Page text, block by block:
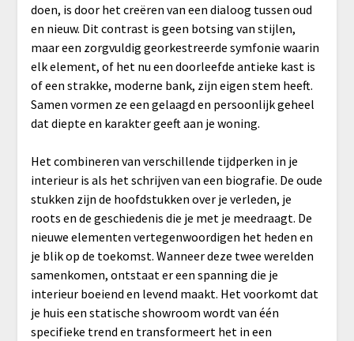
doen, is door het creëren van een dialoog tussen oud
en nieuw. Dit contrast is geen botsing van stijlen,
maar een zorgvuldig georkestreerde symfonie waarin
elk element, of het nu een doorleefde antieke kast is
of een strakke, moderne bank, zijn eigen stem heeft.
Samen vormen ze een gelaagd en persoonlijk geheel
dat diepte en karakter geeft aan je woning.
Het combineren van verschillende tijdperken in je
interieur is als het schrijven van een biografie. De oude
stukken zijn de hoofdstukken over je verleden, je
roots en de geschiedenis die je met je meedraagt. De
nieuwe elementen vertegenwoordigen het heden en
je blik op de toekomst. Wanneer deze twee werelden
samenkomen, ontstaat er een spanning die je
interieur boeiend en levend maakt. Het voorkomt dat
je huis een statische showroom wordt van één
specifieke trend en transformeert het in een